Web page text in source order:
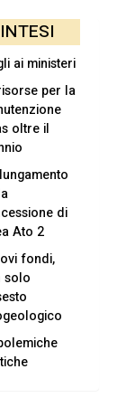
ai ministeri
per la
oltre il
di
Ato 2
fondi,
solo